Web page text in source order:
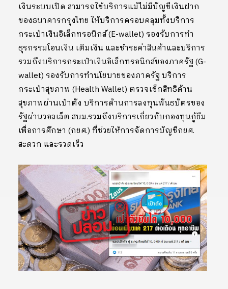
เงินระบบเปิด สามารถใช้บริการแม้ไม่มีบัญชีเงินฝาก
ของธนาคารกรุงไทย ให้บริการครอบคลุมทั้งบริการ
กระเป๋าเงินอิเล็กทรอนิกส์ (E-wallet) รองรับการทำ
ธุรกรรมโอนเงิน เติมเงิน และชำระค่าสินค้าและบริการ
รวมถึงบริการกระเป๋าเงินอิเล็กทรอนิกส์ของภาครัฐ (G-
wallet) รองรับการทำนโยบายของภาครัฐ บริการ
กระเป๋าสุขภาพ (Health Wallet) ตรวจเช็กสิทธิด้าน
สุขภาพผ่านเป๋าตัง บริการด้านการลงทุนพันธบัตรของ
รัฐผ่านวอลเล็ต สบม.รวมถึงบริการเกี่ยวกับกองทุนกู้ยืม
เพื่อการศึกษา (กยศ.) ที่ช่วยให้การจัดการบัญชีกยศ.
สะดวก และรวดเร็ว